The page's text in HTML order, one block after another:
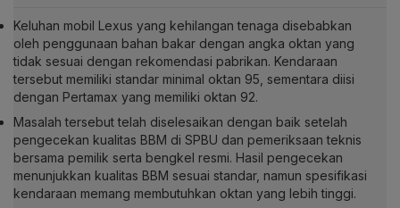
Keluhan mobil Lexus yang kehilangan tenaga disebabkan
oleh penggunaan bahan bakar dengan angka oktan yang
tidak sesuai dengan rekomendasi pabrikan. Kendaraan
tersebut memiliki standar minimal oktan 95, sementara diisi
dengan Pertamax yang memiliki oktan 92.
Masalah tersebut telah diselesaikan dengan baik setelah
pengecekan kualitas BBM di SPBU dan pemeriksaan teknis
bersama pemilik serta bengkel resmi. Hasil pengecekan
menunjukkan kualitas BBM sesuai standar, namun spesifikasi
kendaraan memang membutuhkan oktan yang lebih tinggi.